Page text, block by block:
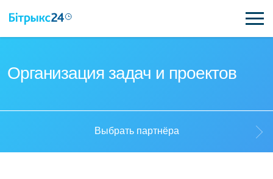
Организация задач и проектов
Выбрать партнёра